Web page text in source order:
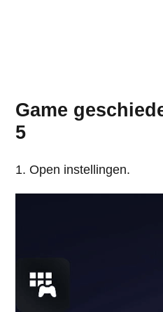
Game
5
Open instellingen.